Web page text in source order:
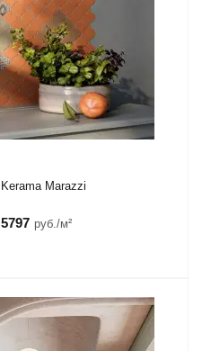
Kerama Marazzi
5797 руб./м²